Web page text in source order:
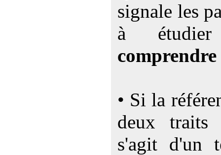
signale les
à
comprendre
• Si la
deux
s'agit d'un